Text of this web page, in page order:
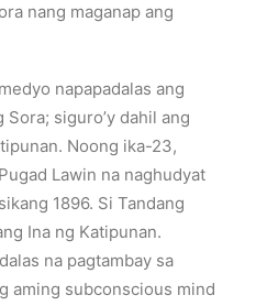
nang maganap ang
napapadalas ang
siguro’y dahil ang
Noong ika-23,
Lawin na naghudyat
1896. Si Tandang
Ina ng Katipunan.
na pagtambay sa
aming subconscious mind